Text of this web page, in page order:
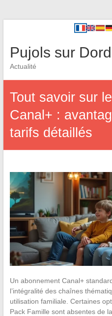
Pujols sur
Actualité
Tout savoir sur
Canal+ :
tarifs détaillés
Un abonnement Canal+
l’intégralité des chaînes
utilisation familiale. Certaines
Pack Famille sont absentes de